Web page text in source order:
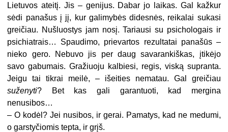
Lietuvos ateitį. Jis – genijus. Dabar jo laikas. Gal kažkur
sėdi panašus į jį, kur galimybės didesnės, reikalai sukasi
greičiau. Nušluostys jam nosį. Tariausi su psichologais ir
psichiatrais… Spaudimo, prievartos rezultatai panašūs –
nieko gero. Nebuvo jis per daug savarankiškas, įtikėjo
savo gabumais. Gražiuoju kalbiesi, regis, viską supranta.
Jeigu tai tikrai meilė, – išeities nematau. Gal greičiau
suženyti? Bet kas gali garantuoti, kad mergina
nenusibos…
–O kodėl? Jei nusibos, ir gerai. Pamatys, kad ne medumi,
o garstyčiomis tepta, ir grįš.